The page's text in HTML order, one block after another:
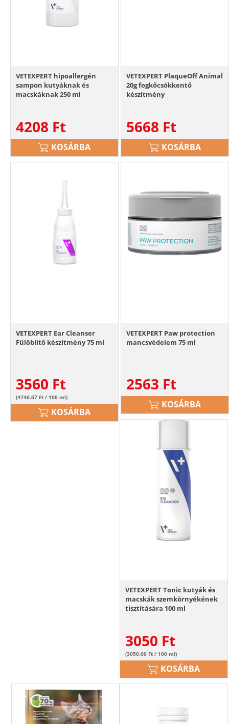
VETEXPERT hipoallergén
sampon kutyáknak és
macskáknak 250 ml
4208 Ft
KOSÁRBA
VETEXPERT PlaqueOff Animal
20g fogkőcsökkentő
készítmény
5668 Ft
KOSÁRBA
VETEXPERT Ear Cleanser
Fülöblítő készítmény 75 ml
3560 Ft
(4746.67 Ft / 100 ml)
KOSÁRBA
VETEXPERT Paw protection
mancsvédelem 75 ml
2563 Ft
KOSÁRBA
VETEXPERT Tonic kutyák és
macskák szemkörnyékének
tisztítására 100 ml
3050 Ft
(3050.00 Ft / 100 ml)
KOSÁRBA